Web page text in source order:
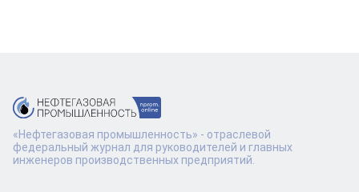
«Нефтегазовая промышленность» - отраслевой
федеральный журнал для руководителей и главных
инженеров производственных предприятий.